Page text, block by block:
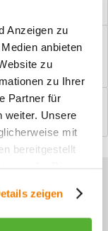
Anzeigen zu
anbieten
zu
zu Ihrer
Partner für
weiter. Unsere
mit
bereitgestellt
zeigen
und
mehr